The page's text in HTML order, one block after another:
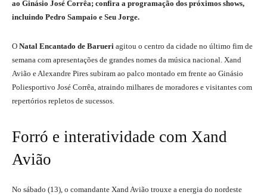
ao Ginásio José Corrêa; confira a programação dos próximos shows,
incluindo Pedro Sampaio e Seu Jorge.
O Natal Encantado de Barueri agitou o centro da cidade no último fim de
semana com apresentações de grandes nomes da música nacional. Xand
Avião e Alexandre Pires subiram ao palco montado em frente ao Ginásio
Poliesportivo José Corrêa, atraindo milhares de moradores e visitantes com
repertórios repletos de sucessos.
Forró e interatividade com Xand
Avião
No sábado (13), o comandante Xand Avião trouxe a energia do nordeste